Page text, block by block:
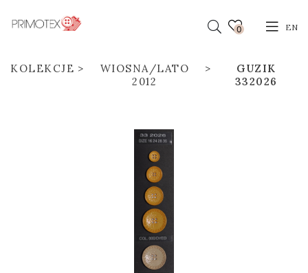
0 EN
KOLEKCJE
WIOSNA/LATO
2012
GUZIK
332026